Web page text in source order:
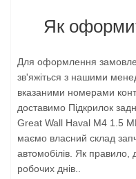
Як
Для оформлення
зв'яжіться з нашими
вказаними номерами
доставимо Підкрилок
Great Wall Haval M4 1.5
маємо власний склад
автомобілів. Як правило,
робочих днів..